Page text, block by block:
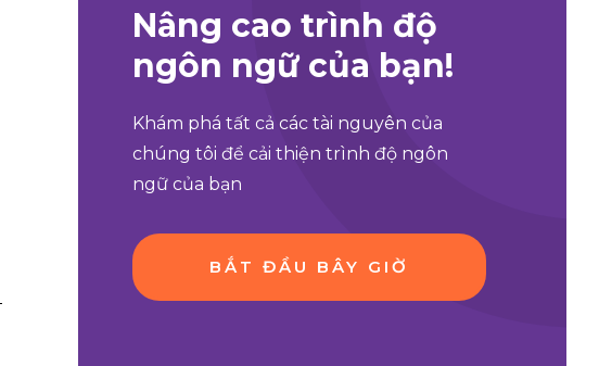
Nâng cao trình độ
ngôn ngữ của bạn!
Khám phá tất cả các tài nguyên của
chúng tôi để cải thiện trình độ ngôn
ngữ của bạn
BẮT ĐẦU BÂY GIỜ